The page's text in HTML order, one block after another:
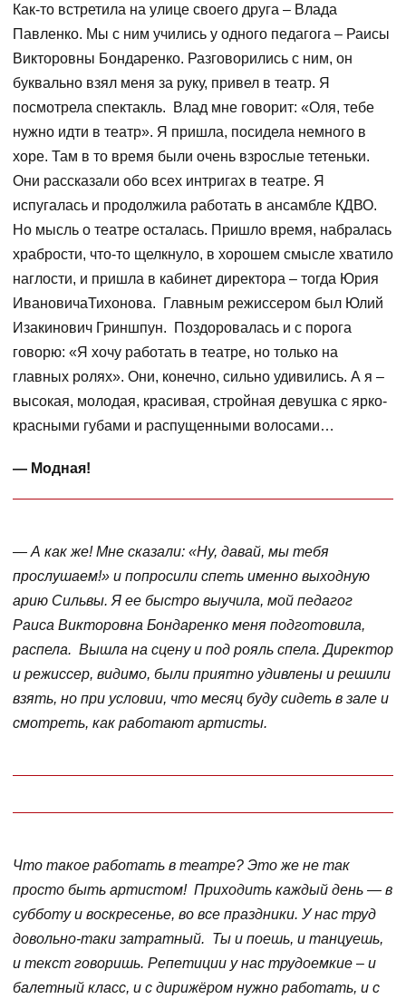
Как-то встретила на улице своего друга – Влада
Павленко. Мы с ним учились у одного педагога – Раисы
Викторовны Бондаренко. Разговорились с ним, он
буквально взял меня за руку, привел в театр. Я
посмотрела спектакль. Влад мне говорит: «Оля, тебе
нужно идти в театр». Я пришла, посидела немного в
хоре. Там в то время были очень взрослые тетеньки.
Они рассказали обо всех интригах в театре. Я
испугалась и продолжила работать в ансамбле КДВО.
Но мысль о театре осталась. Пришло время, набралась
храбрости, что-то щелкнуло, в хорошем смысле хватило
наглости, и пришла в кабинет директора – тогда Юрия
ИвановичаТихонова. Главным режиссером был Юлий
Изакинович Гриншпун. Поздоровалась и с порога
говорю: «Я хочу работать в театре, но только на
главных ролях». Они, конечно, сильно удивились. А я –
высокая, молодая, красивая, стройная девушка с ярко-
красными губами и распущенными волосами…
— Модная!
— А как же! Мне сказали: «Ну, давай, мы тебя
прослушаем!» и попросили спеть именно выходную
арию Сильвы. Я ее быстро выучила, мой педагог
Раиса Викторовна Бондаренко меня подготовила,
распела. Вышла на сцену и под рояль спела. Директор
и режиссер, видимо, были приятно удивлены и решили
взять, но при условии, что месяц буду сидеть в зале и
смотреть, как работают артисты.
Что такое работать в театре? Это же не так
просто быть артистом! Приходить каждый день — в
субботу и воскресенье, во все праздники. У нас труд
довольно-таки затратный. Ты и поешь, и танцуешь,
и текст говоришь. Репетиции у нас трудоемкие – и
балетный класс, и с дирижёром нужно работать, и с